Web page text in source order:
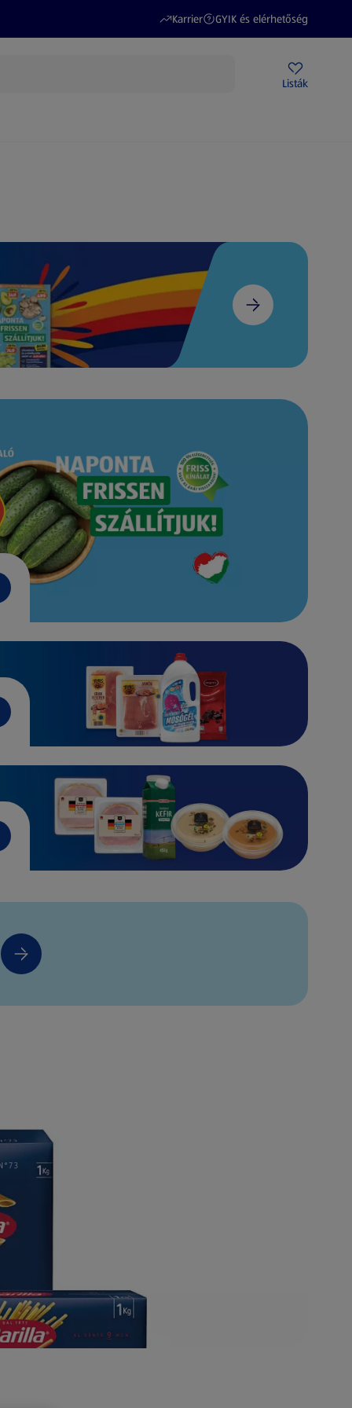
Karrier
(új oldalon nyílik meg)
GYIK és elérhetőség
(új oldalon nyílik meg)
Listák